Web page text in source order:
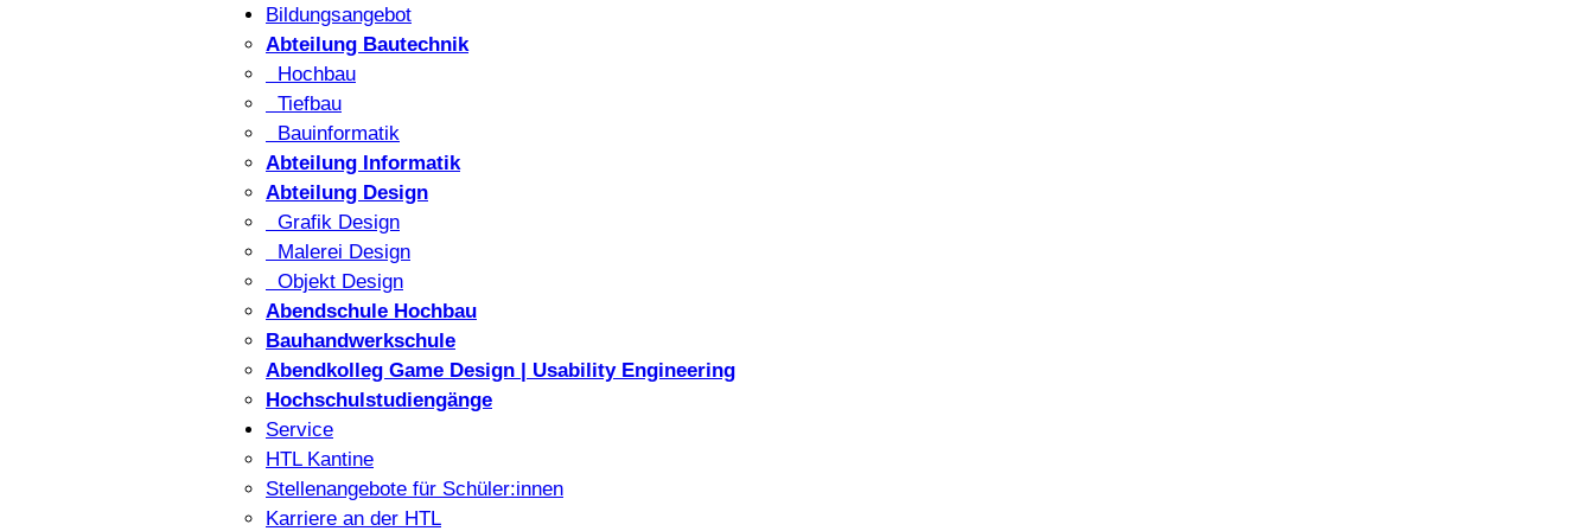
Bildungsangebot
Abteilung Bautechnik
Hochbau
Tiefbau
Bauinformatik
Abteilung Informatik
Abteilung Design
Grafik Design
Malerei Design
Objekt Design
Abendschule Hochbau
Bauhandwerkschule
Abendkolleg Game Design | Usability Engineering
Hochschulstudiengänge
Service
HTL Kantine
Stellenangebote für Schüler:innen
Karriere an der HTL